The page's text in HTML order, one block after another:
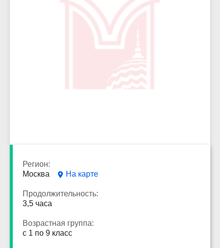
Регион:
Москва
На карте
Продолжительность:
3,5 часа
Возрастная группа:
с 1 по 9 класс